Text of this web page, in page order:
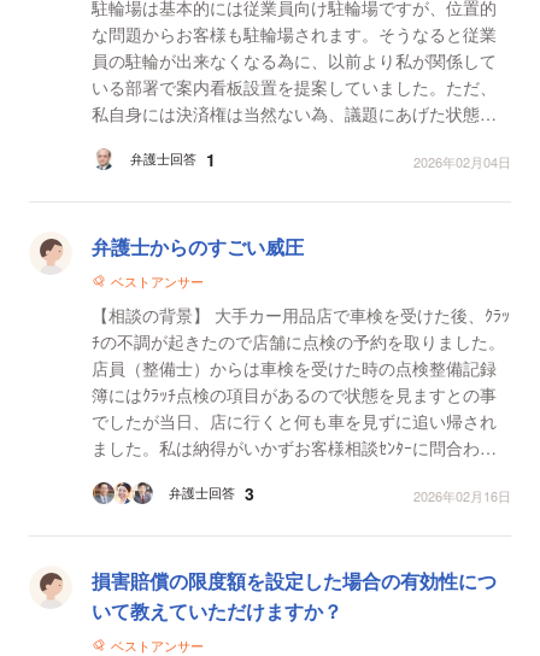
駐輪場は基本的には従業員向け駐輪場ですが、位置的
な問題からお客様も駐輪場されます。そうなると従業
員の駐輪が出来なくなる為に、以前より私が関係して
いる部署で案内看板設置を提案していました。ただ、
私自身には決済権は当然ない為、議題にあげた状態で1
たバ...弁護士回答 1 2026年02月04日
弁護士からのすごい威圧
ベストアンサー
【相談の背景】 大手カー用品店で車検を受けた後、ｸﾗｯ
ﾁの不調が起きたので店舗に点検の予約を取りました。
店員（整備士）からは車検を受けた時の点検整備記録
簿にはｸﾗｯﾁ点検の項目があるので状態を見ますとの事
でしたが当日、店に行くと何も車を見ずに追い帰され
ました。私は納得がいかずお客様相談ｾﾝﾀｰに問合わせ
い、その...弁護士回答 3 2026年02月16日
損害賠償の限度額を設定した場合の有効性につ
いて教えていただけますか？
ベストアンサー